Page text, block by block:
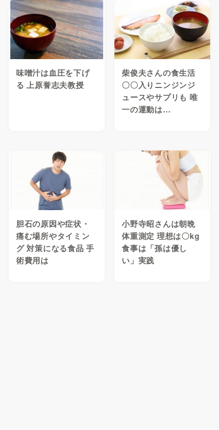
味噌汁は血圧を下げ
る 上原誉志夫教授
柴俊夫さんの食生活
〇〇入りニンジンジ
ュースやサプリも 唯
一の運動は…
胆石の原因や症状・
痛む場所やタイミン
グ 対策になる食品 手
術費用は
小野寺昭さんは朝晩
体重測定 理想は〇kg
食事は「孫は優し
い」実践